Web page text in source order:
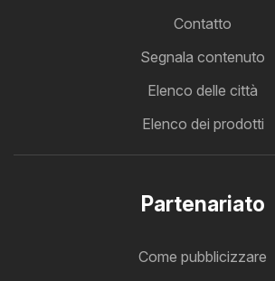
Contatto
Segnala contenuto
Elenco delle città
Elenco dei prodotti
Partenariato
Come pubblicizzare